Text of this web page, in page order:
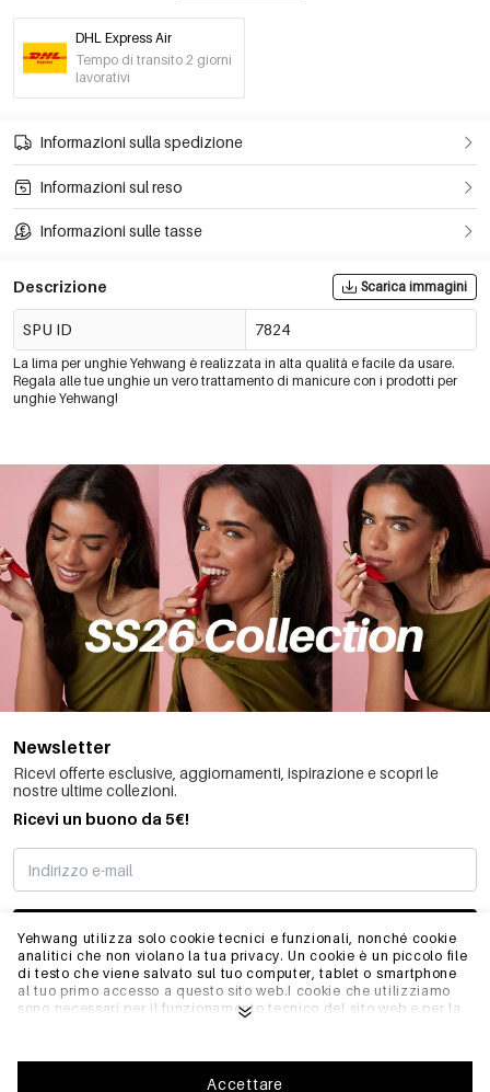
Yehwang utilizza solo cookie tecnici e funzionali, nonché cookie
analitici che non violano la tua privacy. Un cookie è un piccolo file
di testo che viene salvato sul tuo computer, tablet o smartphone
al tuo primo accesso a questo sito web.I cookie che utilizziamo
sono necessari per il funzionamento tecnico del sito web e per la
permettono anche di ottimizzare il nostro sito web.Per garantire
una buona esperienza di navigazione e acquisto su Yehwang, ti
Accettare
DHL Express Air
Tempo di transito 2 giorni
lavorativi
Informazioni sulla spedizione
Informazioni sul reso
Informazioni sulle tasse
Descrizione Scarica immagini
SPU ID 7824
La lima per unghie Yehwang è realizzata in alta qualità e facile da usare.
Regala alle tue unghie un vero trattamento di manicure con i prodotti per
unghie Yehwang!
Newsletter
Ricevi offerte esclusive, aggiornamenti, ispirazione e scopri le
nostre ultime collezioni.
Ricevi un buono da 5€!
MI STO REGISTRANDO
INFO